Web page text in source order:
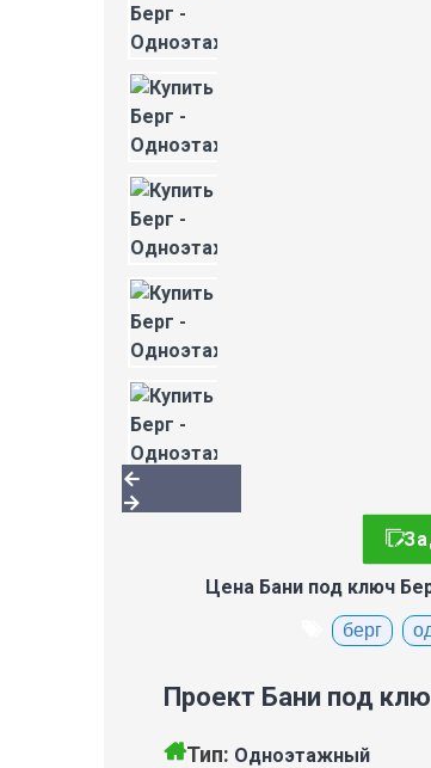
Цена Бани под ключ
берг
Проект Бани под
Тип: Одноэтажный